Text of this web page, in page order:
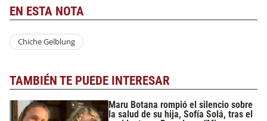
EN ESTA NOTA
Chiche Gelblung
TAMBIÉN TE PUEDE INTERESAR
Maru Botana rompió el silencio sobre
la salud de su hija, Sofía Solá, tras el